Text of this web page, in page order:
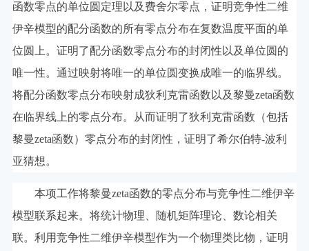
函数零点的单位圆定理以及费舍尔零点，证明竞争性二维
伊辛模型的配分函数的所有零点分布在复数温度平面的单
位圆上。证明了配分函数零点分布的封闭性以及单位圆的
唯一性。通过映射将唯一的单位圆变换成唯一的临界线。
将配分函数零点分布映射成狄利克雷函数以及黎曼zeta函数
在临界线上的零点分布。从而证明了狄利克雷函数（包括
黎曼zeta函数）零点分布的封闭性，证明了希尔伯特-波利
亚猜想。
本项工作将黎曼zeta函数的零点分布与竞争性二维伊辛
模型联系起来。将统计物理、随机矩阵理论、数论相关
联。利用竞争性二维伊辛模型作为一个物理类比物，证明